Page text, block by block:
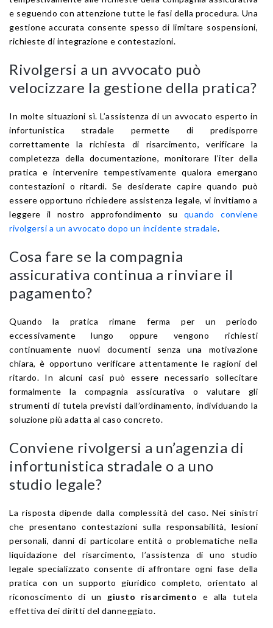
e seguendo con attenzione tutte le fasi della procedura. Una
gestione accurata consente spesso di limitare sospensioni,
richieste di integrazione e contestazioni.
Rivolgersi a un avvocato può
velocizzare la gestione della pratica?
In molte situazioni sì. L’assistenza di un avvocato esperto in
infortunistica stradale permette di predisporre
correttamente la richiesta di risarcimento, verificare la
completezza della documentazione, monitorare l’iter della
pratica e intervenire tempestivamente qualora emergano
contestazioni o ritardi. Se desiderate capire quando può
essere opportuno richiedere assistenza legale, vi invitiamo a
leggere il nostro approfondimento su quando conviene
rivolgersi a un avvocato dopo un incidente stradale.
Cosa fare se la compagnia
assicurativa continua a rinviare il
pagamento?
Quando la pratica rimane ferma per un periodo
eccessivamente lungo oppure vengono richiesti
continuamente nuovi documenti senza una motivazione
chiara, è opportuno verificare attentamente le ragioni del
ritardo. In alcuni casi può essere necessario sollecitare
formalmente la compagnia assicurativa o valutare gli
strumenti di tutela previsti dall’ordinamento, individuando la
soluzione più adatta al caso concreto.
Conviene rivolgersi a un’agenzia di
infortunistica stradale o a uno
studio legale?
La risposta dipende dalla complessità del caso. Nei sinistri
che presentano contestazioni sulla responsabilità, lesioni
personali, danni di particolare entità o problematiche nella
liquidazione del risarcimento, l’assistenza di uno studio
legale specializzato consente di affrontare ogni fase della
pratica con un supporto giuridico completo, orientato al
riconoscimento di un giusto risarcimento e alla tutela
effettiva dei diritti del danneggiato.